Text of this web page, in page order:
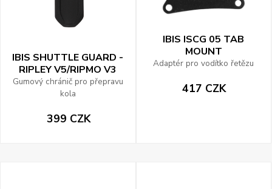
IBIS SHUTTLE GUARD -
RIPLEY V5/RIPMO V3
Gumový chránič pro přepravu
kola
399 CZK
IBIS ISCG 05 TAB
MOUNT
Adaptér pro vodítko řetězu
417 CZK